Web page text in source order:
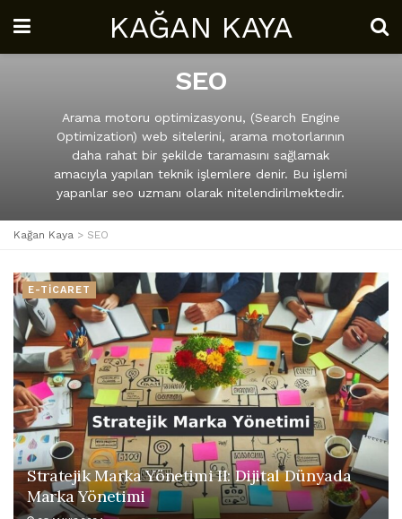
KAĞAN KAYA
SEO
Arama motoru optimizasyonu, (Search Engine
Optimization) web sitelerini, arama motorlarının
daha rahat bir şekilde taramasını sağlamak
amacıyla yapılan teknik işlemlere denir. Bu işlemi
yapanlar seo uzmanı olarak nitelendirilmektedir.
Kağan Kaya > SEO
E-TİCARET
Stratejik Marka Yönetimi II: Dijital Dünyada
Marka Yönetimi